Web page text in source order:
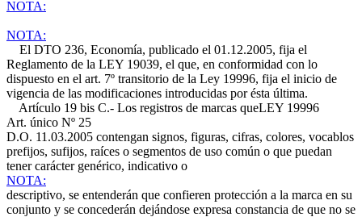
NOTA:
NOTA:
El DTO 236, Economía, publicado el 01.12.2005, fija el
Reglamento de la LEY 19039, el que, en conformidad con lo
dispuesto en el art. 7º transitorio de la Ley 19996, fija el inicio de
vigencia de las modificaciones introducidas por ésta última.
Artículo 19 bis C.- Los registros de marcas queLEY 19996
Art. único Nº 25
D.O. 11.03.2005 contengan signos, figuras, cifras, colores, vocablos
prefijos, sufijos, raíces o segmentos de uso común o que puedan
tener carácter genérico, indicativo o
NOTA:
descriptivo, se entenderán que confieren protección a la marca en su
conjunto y se concederán dejándose expresa constancia de que no se